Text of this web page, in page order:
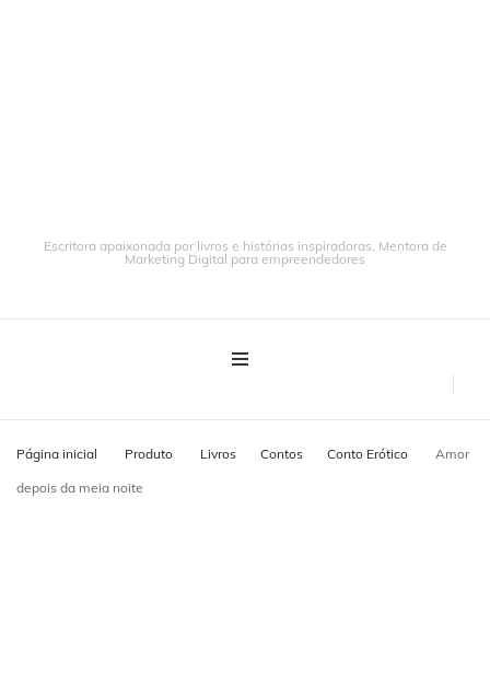
Escritora apaixonada por livros e histórias inspiradoras. Mentora de
Marketing Digital para empreendedores
Página inicial Produto Livros Contos Conto Erótico Amor
depois da meia noite